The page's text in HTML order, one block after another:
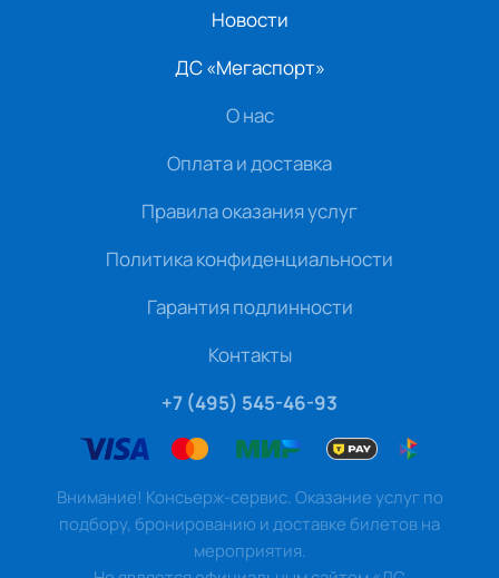
Новости
ДС «Мегаспорт»
О нас
Оплата и доставка
Правила оказания услуг
Политика конфиденциальности
Гарантия подлинности
Контакты
+7 (495) 545-46-93
Внимание! Консьерж-сервис. Оказание услуг по
подбору, бронированию и доставке билетов на
мероприятия.